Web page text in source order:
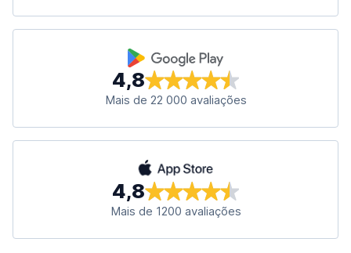
4,8
Mais de 22 000 avaliações
4,8
Mais de 1200 avaliações